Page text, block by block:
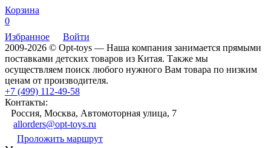
Корзина
0
Избранное
Войти
2009-2026 © Opt-toys — Наша компания занимается прямыми
поставками детских товаров из Китая. Также мы
осуществляем поиск любого нужного Вам товара по низким
ценам от производителя.
+7 (499) 112-49-58
Контакты:
Россия, Москва, Автомоторная улица, 7
allorders@opt-toys.ru
Проложить маршрут